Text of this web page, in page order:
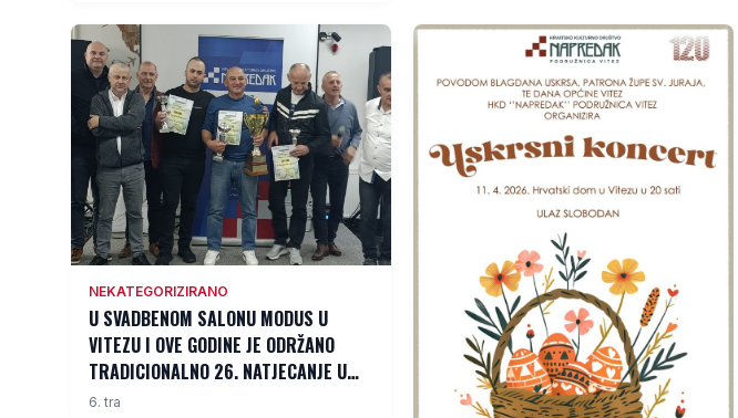
NEKATEGORIZIRANO
U SVADBENOM SALONU MODUS U
VITEZU I OVE GODINE JE ODRŽANO
TRADICIONALNO 26. NATJECANJE U
TUCANJA JAJA
6. tra